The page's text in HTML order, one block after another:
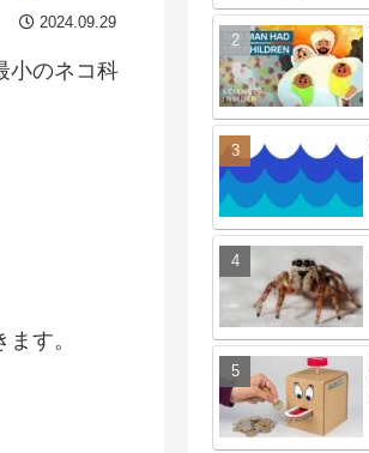
2024.09.29
小のネコ科
す。